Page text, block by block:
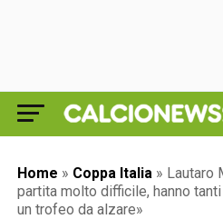
Home » Coppa Italia » Lautaro
partita molto difficile, hanno
un trofeo da alzare»